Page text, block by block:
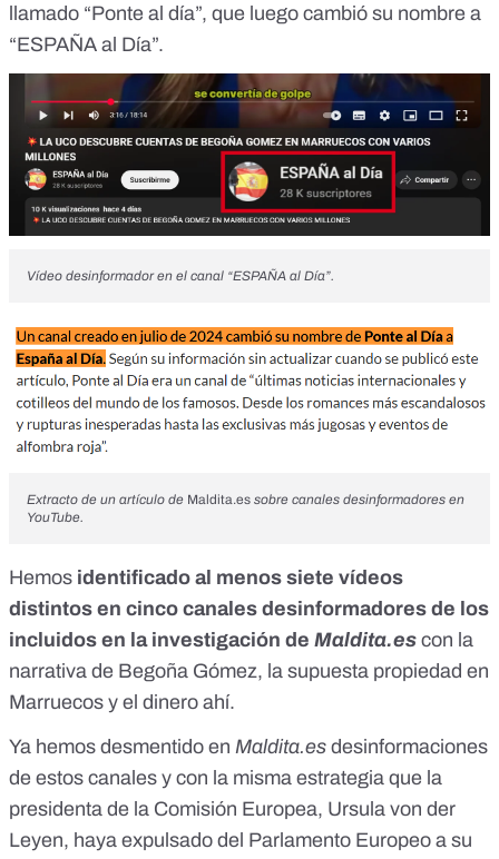
llamado “Ponte al día”, que luego cambió su nombre a
“ESPAÑA al Día”.
Vídeo desinformador en el canal “ESPAÑA al Día”.
Extracto de un artículo de Maldita.es sobre canales desinformadores en
YouTube.
Hemos identificado al menos siete vídeos
distintos en cinco canales desinformadores de los
incluidos en la investigación de Maldita.es con la
narrativa de Begoña Gómez, la supuesta propiedad en
Marruecos y el dinero ahí.
Ya hemos desmentido en Maldita.es desinformaciones
de estos canales y con la misma estrategia que la
presidenta de la Comisión Europea, Ursula von der
Leyen, haya expulsado del Parlamento Europeo a su